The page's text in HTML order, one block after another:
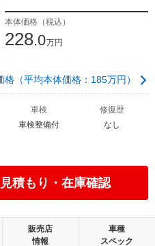
本体価格（税込）
228.0万円
格（平均本体価格：185万円）
車検
車検整備付
修復歴
なし
見積もり・在庫確認
販売店
情報
車種
スペック